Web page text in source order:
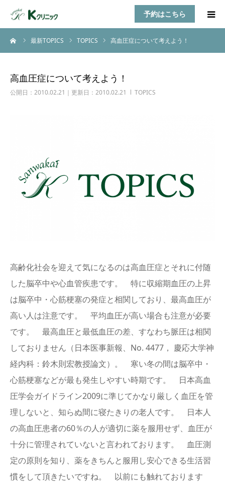
予約はこちら
最新TOPICS TOPICS 高血圧症について考えよう！
高血圧症について考えよう！
公開日：2010.02.21｜更新日：2010.02.21 TOPICS
高齢化社会を迎えて気になるのは高血圧症とそれに付随
した脳卒中や心血管疾患です。 特に収縮期血圧の上昇
は脳卒中・心筋梗塞の発症と相関しており、最高血圧が
高い人は注意です。 平均血圧が高い場合も注意が必要
です。 最高血圧と最低血圧の差、すなわち脈圧は相関
しておりません（日本医事新報、No. 4477， 慶応大学神
経内科：鈴木則宏教授論文）。 寒い冬の間は脳卒中・
心筋梗塞などが最も発生しやすい時期です。 日本高血
圧学会ガイドライン2009に準じてかなり厳しく血圧を管
理しないと、知らぬ間に寝たきりの老人です。 日本人
の高血圧患者の60％の人が適切に薬を服用せず、血圧が
十分に管理されていないと言われております。 血圧測
定の原則を知り、薬をきちんと服用し安心できる生活習
慣をして頂きたいですね。 以前にも触れております
HOME
TOPICS
アクセス